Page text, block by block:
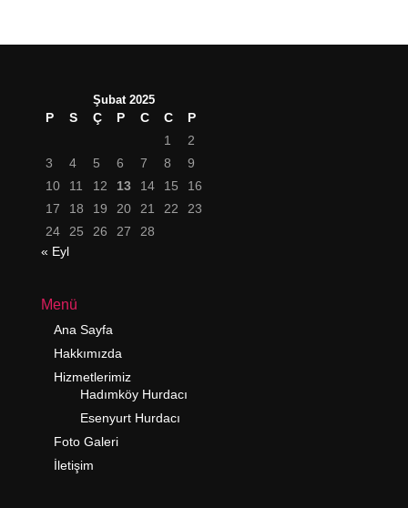
Şubat 2025
P S Ç P C C
P
1
2
3
4 5 6 7 8
9
10
11 12 13 14 15
16
17
18 19 20 21 22
23
24
25 26 27
28
« Eyl
Menü
Ana Sayfa
Hakkımızda
Hizmetlerimiz
Hadımköy Hurdacı
Esenyurt Hurdacı
Foto Galeri
İletişim